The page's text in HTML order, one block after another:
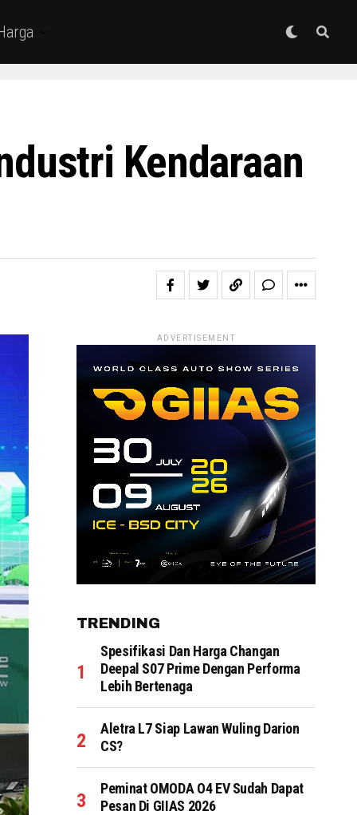
Kendaraan
ADVERTISEMENT
TRENDING
Spesifikasi Dan Harga Changan
Deepal S07 Prime Dengan Performa
Lebih Bertenaga
Aletra L7 Siap Lawan Wuling Darion
CS?
Peminat OMODA O4 EV Sudah Dapat
Pesan Di GIIAS 2026